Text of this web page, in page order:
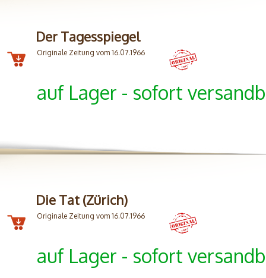
Der Tagesspiegel
Originale Zeitung vom 16.07.1966
auf Lager - sofort
Die Tat (Zürich)
Originale Zeitung vom 16.07.1966
auf Lager - sofort